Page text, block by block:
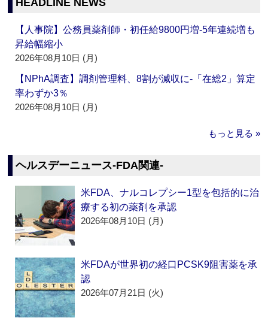
HEADLINE NEWS
【人事院】公務員薬剤師・初任給9800円増‐5年連続増も
昇給幅縮小
2026年08月10日 (月)
【NPhA調査】調剤管理料、8割が減収に‐「在総2」算定
率わずか3％
2026年08月10日 (月)
もっと見る »
ヘルスデーニュース‐FDA関連‐
米FDA、ナルコレプシー1型を包括的に治
療する初の薬剤を承認
2026年08月10日 (月)
米FDAが世界初の経口PCSK9阻害薬を承
認
2026年07月21日 (火)